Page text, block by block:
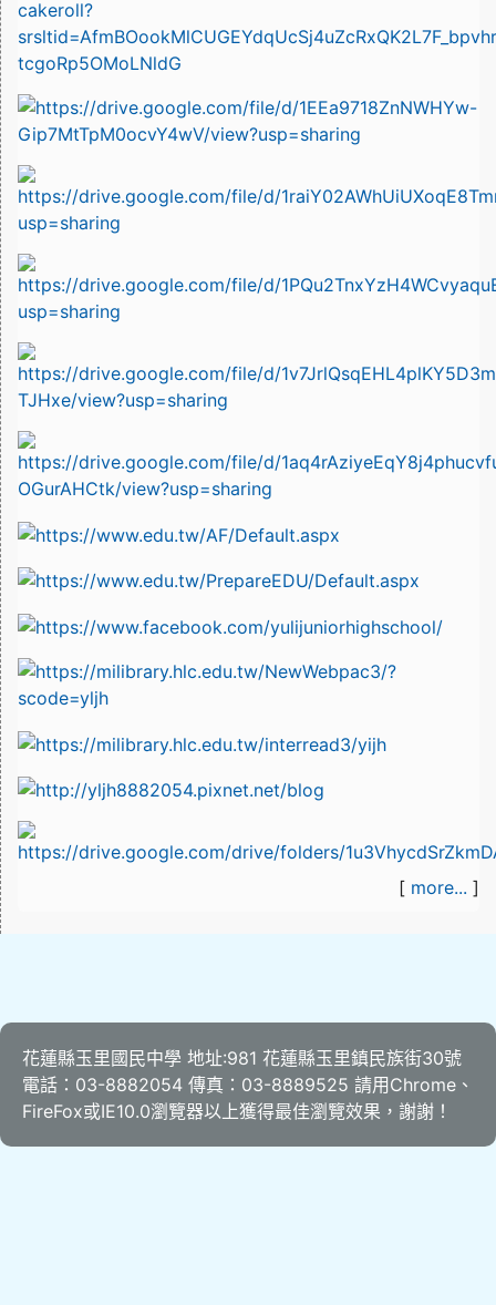
[ more... ]
花蓮縣玉里國民中學 地址:981 花蓮縣玉里鎮民族街30號
電話：03-8882054 傳真：03-8889525 請用 Chrome 、
FireFox或IE10.0瀏覽器以上獲得最佳瀏覽效果，謝謝！